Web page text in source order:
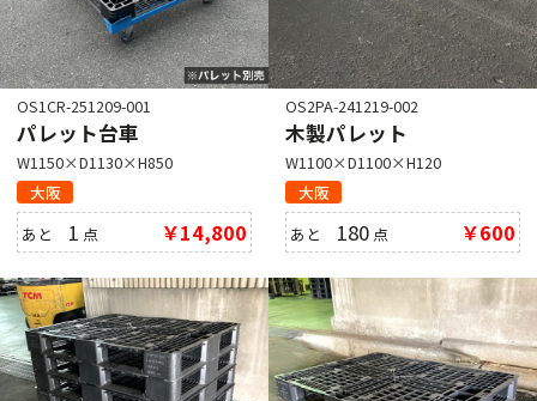
OS1CR-251209-001
パレット台車
W1150×D1130×H850
大阪
あと 1 点 ￥14,800
OS2PA-241219-002
木製パレット
W1100×D1100×H120
大阪
あと 180 点 ￥600